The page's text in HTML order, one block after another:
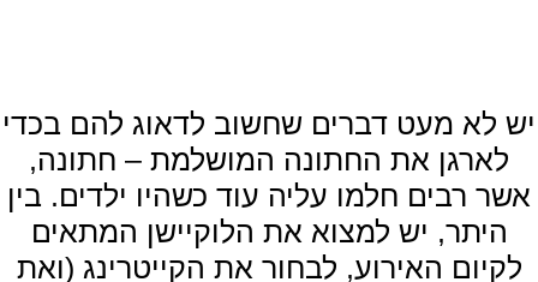
יש לא מעט דברים שחשוב לדאוג להם בכדי
לארגן את החתונה המושלמת – חתונה,
אשר רבים חלמו עליה עוד כשהיו ילדים. בין
היתר, יש למצוא את הלוקיישן המתאים
לקיום האירוע, לבחור את הקייטרינג (ואת